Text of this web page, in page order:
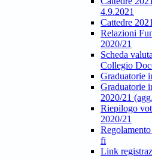
4.9.2021
Cattedre
Relazioni
2020/21
Scheda
Collegio
Graduatorie
Graduatorie
2020/21
Riepilogo
2020/21
fi
Link